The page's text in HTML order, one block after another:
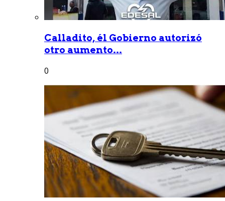
Calladito, él Gobierno autorizó
otro aumento...
0